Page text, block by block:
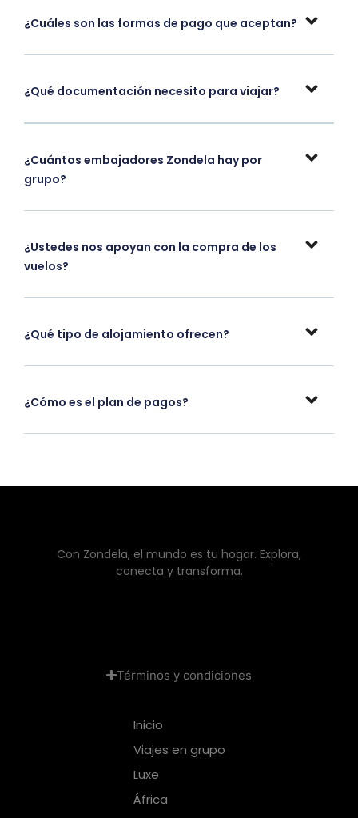
¿Cuáles son las formas de pago que aceptan?
¿Qué documentación necesito para viajar?
¿Cuántos embajadores Zondela hay por
grupo?
¿Ustedes nos apoyan con la compra de los
vuelos?
¿Qué tipo de alojamiento ofrecen?
¿Cómo es el plan de pagos?
Con Zondela, el mundo es tu hogar. Explora,
conecta y transforma.
Términos y condiciones
Inicio
Viajes en grupo
Luxe
África